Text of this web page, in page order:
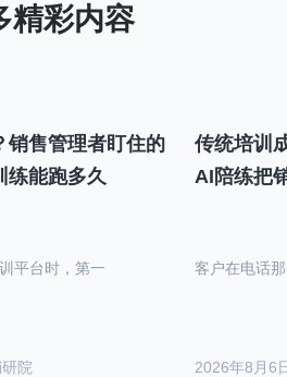
销售管理者盯住的
练能跑多久
院
平台时，第一
传统培训
AI陪练把
2026年8月6
客户在电话